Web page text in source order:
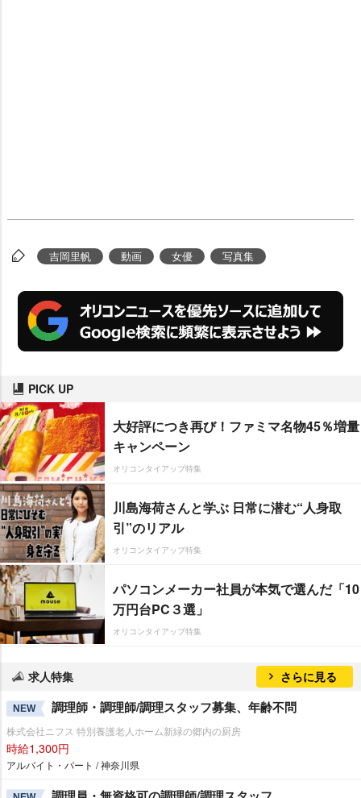
吉岡里帆 動画 女優 写真集
PICK UP
大好評につき再び！ファミマ名物45％増量
キャンペーン
オリコンタイアップ特集
川島海荷さんと学ぶ 日常に潜む“人身取
引”のリアル
オリコンタイアップ特集
パソコンメーカー社員が本気で選んだ「10
万円台PC３選」
オリコンタイアップ特集
求人特集 さらに見る
NEW 調理師・調理師/調理スタッフ募集、年齢不問
株式会社ニフス 特別養護老人ホーム新緑の郷内の厨房
時給1,300円
アルバイト・パート / 神奈川県